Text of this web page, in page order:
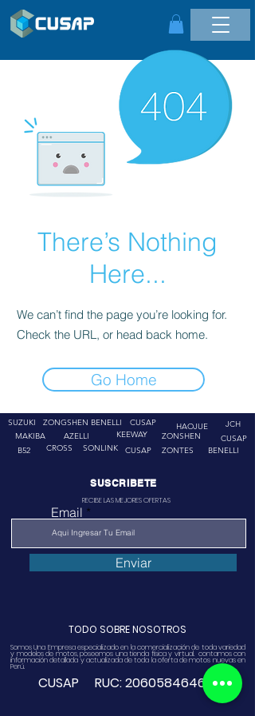
There’s Nothing
Here...
We can’t find the page you’re looking for.
Check the URL, or head back home.
Go Home
SUZUKI
ZONGSHEN
MAKIBA
AZELLI
BENELLI
CUSAP
KEEWAY
B52
CROSS SONLINK CUSAP
HAOJUE
JCH
ZONSHEN
ZONTES
CUSAP
BENELLI
SUSCRIBETE
RECIBE LAS MEJORES OFERTAS
Email
Enviar
TODO SOBRE NOSOTROS
Somos Una Empresa especializado en la comercialización de toda variedad
y modelos de motos, poseemos una tienda física y virtual. contamos con
información detallada y actualizada de toda la oferta de motos nuevas en
Perú.
CUSAP RUC:20605846468